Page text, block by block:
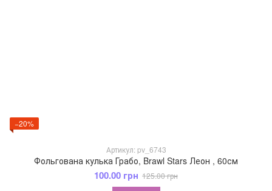
−20%
Артикул: pv_6743
Фольгована кулька Грабо, Brawl Stars Леон , 60см
100.00 грн 125.00 грн